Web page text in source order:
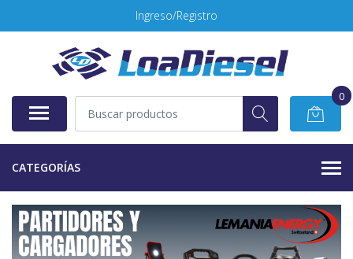
Ingreso/Registro
0
CATEGORÍAS